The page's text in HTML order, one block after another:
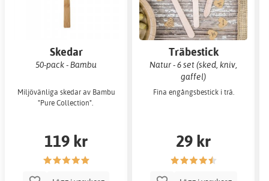
Skedar
50-pack - Bambu
Miljövänliga skedar av Bambu
"Pure Collection".
119 kr
Träbestick
Natur - 6 set (sked, kniv,
gaffel)
Fina engångsbestick i trä.
29 kr